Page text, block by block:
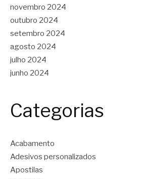
novembro 2024
outubro 2024
setembro 2024
agosto 2024
julho 2024
junho 2024
Categorias
Acabamento
Adesivos personalizados
Apostilas